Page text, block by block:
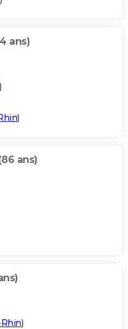
ans)
)
)
ans)
)